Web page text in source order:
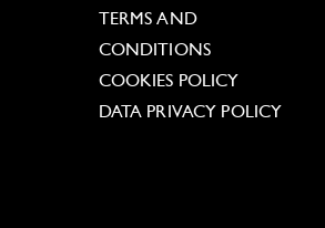
TERMS AND
CONDITIONS
COOKIES POLICY
DATA PRIVACY POLICY